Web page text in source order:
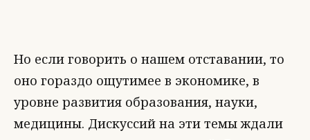
Но если говорить о нашем отставании, то
оно гораздо ощутимее в экономике, в
уровне развития образования, науки,
медицины. Дискуссий на эти темы ждали